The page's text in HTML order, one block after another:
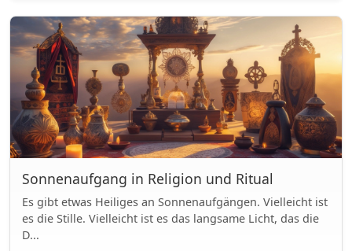
Sonnenaufgang in Religion und Ritual
Es gibt etwas Heiliges an Sonnenaufgängen. Vielleicht ist
es die Stille. Vielleicht ist es das langsame Licht, das die
D...